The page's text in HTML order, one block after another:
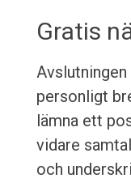
Gratis
personligt
lämna ett
vidare
och